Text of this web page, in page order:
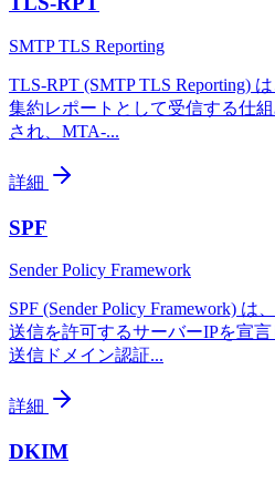
SMTP TLS Reporting
TLS-RPT (SMTP TLS Reporting)
集約レポートとして受信する仕
され、MTA-...
詳細
SPF
Sender Policy Framework
SPF (Sender Policy Framework)
送信を許可するサーバーIPを宣
送信ドメイン認証...
詳細
DKIM